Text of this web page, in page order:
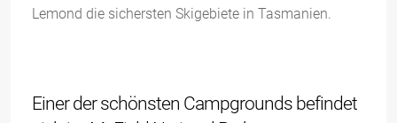
Lemond die sichersten Skigebiete in Tasmanien.
Einer der schönsten Campgrounds befindet